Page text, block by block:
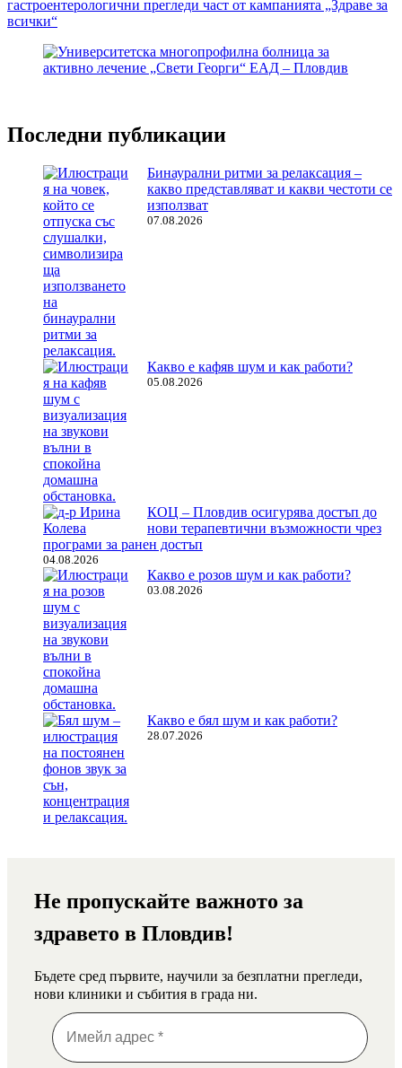
гастроентерологични прегледи част от кампанията „Здраве за
всички“
Последни публикации
Бинаурални ритми за релаксация –
какво представляват и какви честоти се
използват
07.08.2026
Какво е кафяв шум и как работи?
05.08.2026
КОЦ – Пловдив осигурява достъп до
нови терапевтични възможности чрез
програми за ранен достъп
04.08.2026
Какво е розов шум и как работи?
03.08.2026
Какво е бял шум и как работи?
28.07.2026
Не пропускайте важното за
здравето в Пловдив!
Бъдете сред първите, научили за безплатни прегледи,
нови клиники и събития в града ни.